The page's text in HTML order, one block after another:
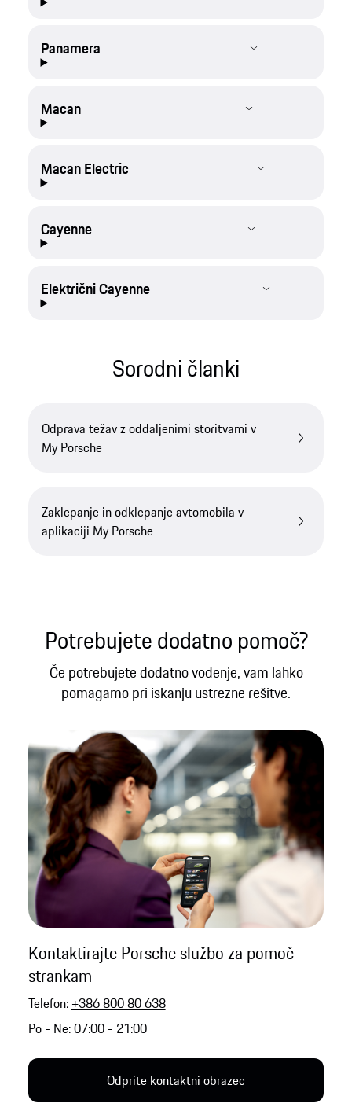
Panamera
Macan
Macan Electric
Cayenne
Električni Cayenne
Sorodni članki
Odprava težav z oddaljenimi storitvami v
My Porsche
Zaklepanje in odklepanje avtomobila v
aplikaciji My Porsche
Potrebujete dodatno pomoč?
Če potrebujete dodatno vodenje, vam lahko
pomagamo pri iskanju ustrezne rešitve.
Kontaktirajte Porsche službo za pomoč
strankam
Telefon: +386 800 80 638
Po - Ne: 07:00 - 21:00
Odprite kontaktni obrazec